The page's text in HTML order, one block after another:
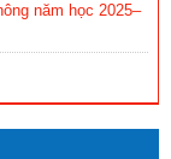
năm học 2025–